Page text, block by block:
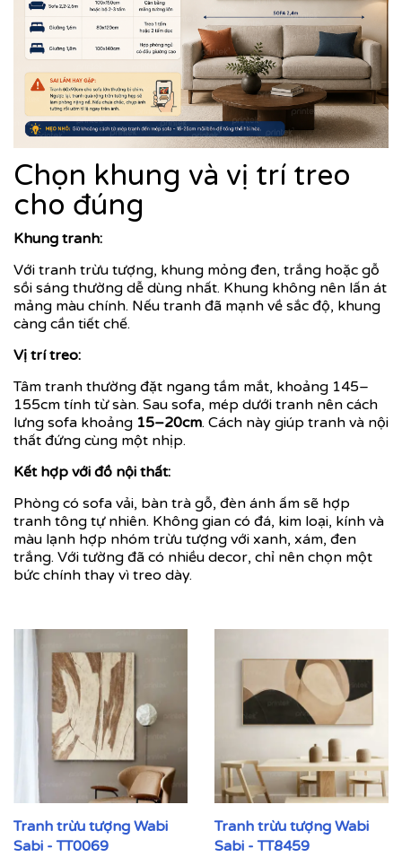
Chọn khung và vị trí treo
cho đúng
Khung tranh:
Với tranh trừu tượng, khung mỏng đen, trắng hoặc gỗ
sồi sáng thường dễ dùng nhất. Khung không nên lấn át
mảng màu chính. Nếu tranh đã mạnh về sắc độ, khung
càng cần tiết chế.
Vị trí treo:
Tâm tranh thường đặt ngang tầm mắt, khoảng 145–
155cm tính từ sàn. Sau sofa, mép dưới tranh nên cách
lưng sofa khoảng 15–20cm. Cách này giúp tranh và nội
thất đứng cùng một nhịp.
Kết hợp với đồ nội thất:
Phòng có sofa vải, bàn trà gỗ, đèn ánh ấm sẽ hợp
tranh tông tự nhiên. Không gian có đá, kim loại, kính và
màu lạnh hợp nhóm trừu tượng với xanh, xám, đen
trắng. Với tường đã có nhiều decor, chỉ nên chọn một
bức chính thay vì treo dày.
Tranh trừu tượng Wabi
Sabi - TT0069
Tranh trừu tượng Wabi
Sabi - TT8459